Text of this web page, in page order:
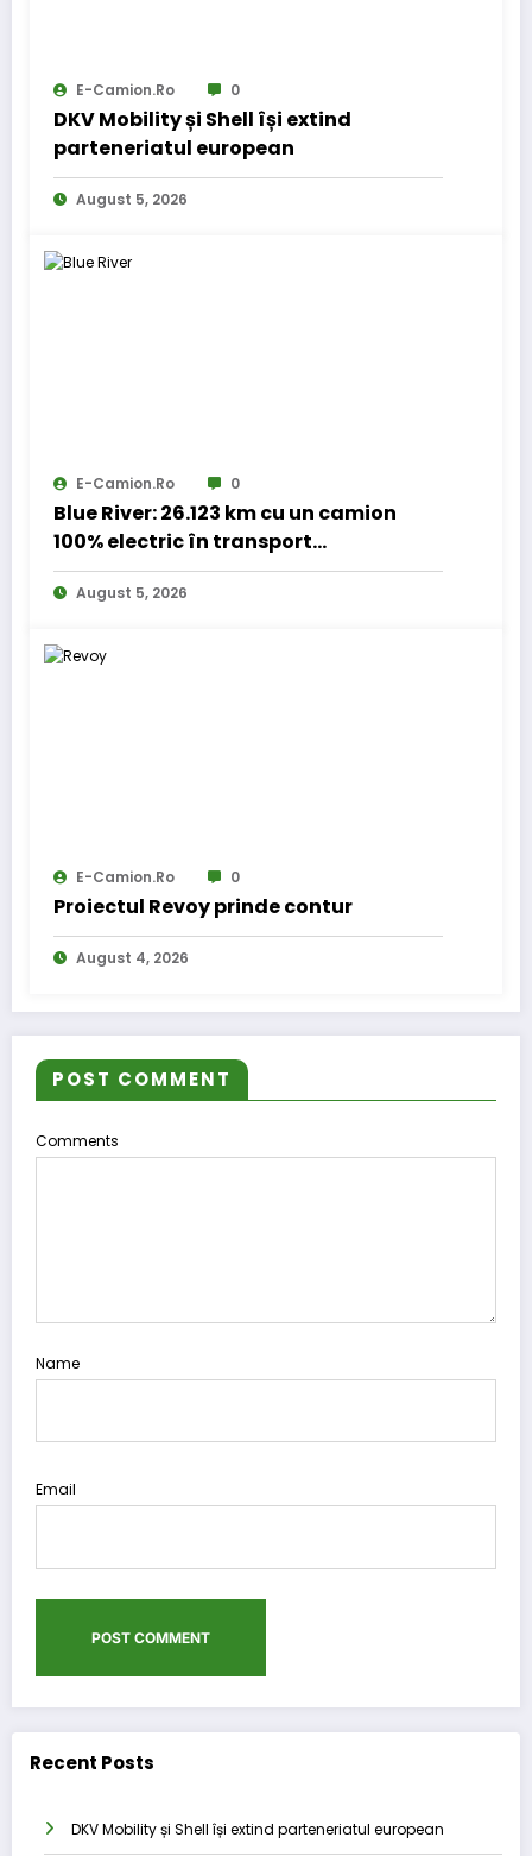
E-Camion.ro 0
DKV Mobility și Shell își extind
parteneriatul european
August 5, 2026
E-Camion.ro 0
Blue River: 26.123 km cu un camion
100% electric în transport
internațional
August 5, 2026
E-Camion.ro 0
Proiectul Revoy prinde contur
August 4, 2026
POST COMMENT
Comments
Name
Email
Recent Posts
DKV Mobility și Shell își extind parteneriatul european